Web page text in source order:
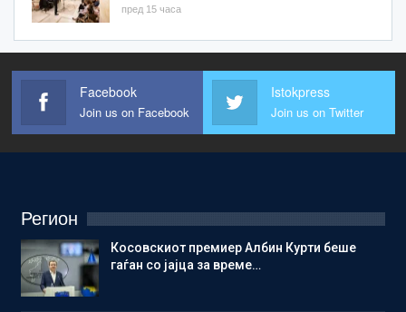
пред 15 часа
Facebook
Join us on Facebook
Istokpress
Join us on Twitter
Регион
Косовскиот премиер Албин Курти беше
гаѓан со јајца за време…